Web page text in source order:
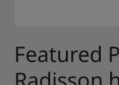
Featured